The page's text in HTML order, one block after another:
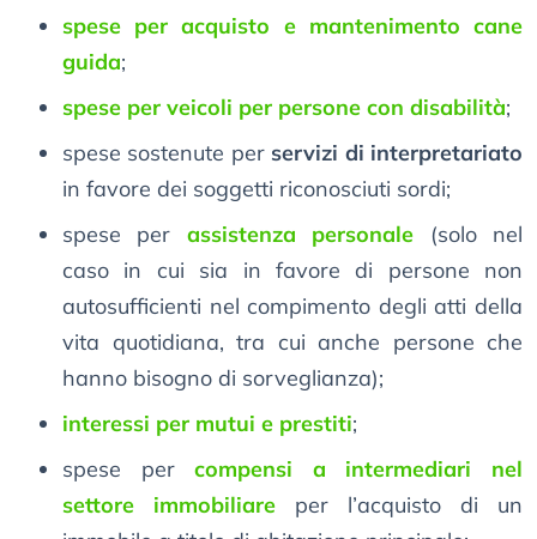
spese per acquisto e mantenimento cane
guida;
spese per veicoli per persone con disabilità;
spese sostenute per servizi di interpretariato
in favore dei soggetti riconosciuti sordi;
spese per assistenza personale (solo nel
caso in cui sia in favore di persone non
autosufficienti nel compimento degli atti della
vita quotidiana, tra cui anche persone che
hanno bisogno di sorveglianza);
interessi per mutui e prestiti;
spese percompensi a intermediari nel
settore immobiliare per l’acquisto di un